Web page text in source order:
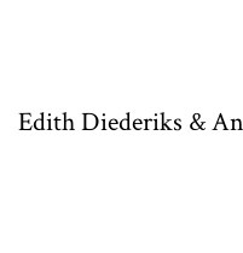
Edith Diederiks &